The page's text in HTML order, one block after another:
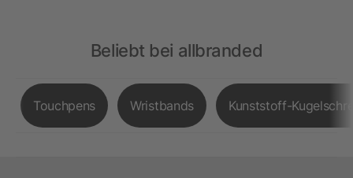
Beliebt bei allbranded
Touchpens Wristbands Kunststoff-